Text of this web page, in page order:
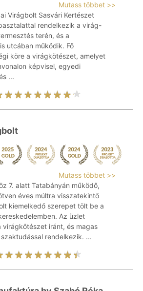
Mutass többet >>
Virágbolt Sasvári Kertészet
rendelkezik a virág-
terén, és a
utcában működik. Fő
köre a virágkötészet, amelyet
képvisel, egyedi
...
Mutass többet >>
7. alatt Tatabányán működő,
éves múltra visszatekintő
kiemelkedő szerepet tölt be a
Az üzlet
virágkötészet iránt, és magas
rendelkezik. ...